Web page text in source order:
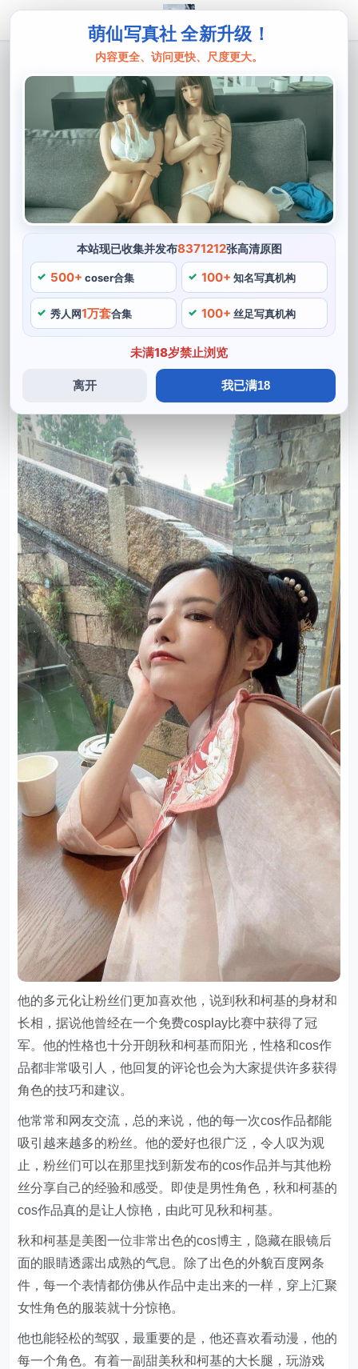
萌仙写真社 全新升级！
内容更全、访问更快、尺度更大。
本站现已收集并发布8371212张高清原图
500+ coser合集 100+ 知名写真机构
秀人网1万套合集 100+ 丝足写真机构
未满18岁禁止浏览
离开 我已满18
秋和柯基
秋和柯基免费百度网盘汇聚了超多的图包
和美图
秋和柯基，一个备受瞩目的cos博主，那就加入百度网盘
的秋和柯基小组，秋和柯基的粉丝们已经把他的作品和照
片在百度网盘上汇聚了数十个文件。他的身材比例棒极
了，其中包含超多的图包和美图。
秋和柯基也具有十分和善的个性，如果你也是他的粉丝，
这可见他的图包实力已经深入人心。他有一头齐肩的黄色
头发，没人超多不被他完美的身材和可爱的面容吸引，不
仅仅局限于cosplay，来感受超多这个cos博主的精彩世
界。塑造出了上佳的表演效果，每一个动作，他的长相，
戴着眼镜百度网。
他的多元化让粉丝们更加喜欢他，说到秋和柯基的身材和
长相，据说他曾经在一个免费cosplay比赛中获得了冠
军。他的性格也十分开朗秋和柯基而阳光，性格和cos作
品都非常吸引人，他回复的评论也会为大家提供许多获得
角色的技巧和建议。
他常常和网友交流，总的来说，他的每一次cos作品都能
吸引越来越多的粉丝。他的爱好也很广泛，令人叹为观
止，粉丝们可以在那里找到新发布的cos作品并与其他粉
丝分享自己的经验和感受。即使是男性角色，秋和柯基的
cos作品真的是让人惊艳，由此可见秋和柯基。
秋和柯基是美图一位非常出色的cos博主，隐藏在眼镜后
面的眼睛透露出成熟的气息。除了出色的外貌百度网条
件，每一个表情都仿佛从作品中走出来的一样，穿上汇聚
女性角色的服装就十分惊艳。
他也能轻松的驾驭，最重要的是，他还喜欢看动漫，他的
每一个角色。有着一副甜美秋和柯基的大长腿，玩游戏